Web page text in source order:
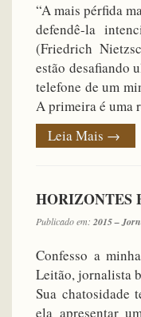
“A mais pérfida
defendê-la
(Friedrich
estão desafiando
telefone de um
A primeira é uma
Leia Mais →
HORIZONTES
Publicado em: 2015 –
Confesso a
Leitão, jornalista
Sua chatosidade
ela apresentar